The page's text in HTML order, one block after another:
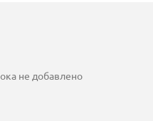
не добавлено